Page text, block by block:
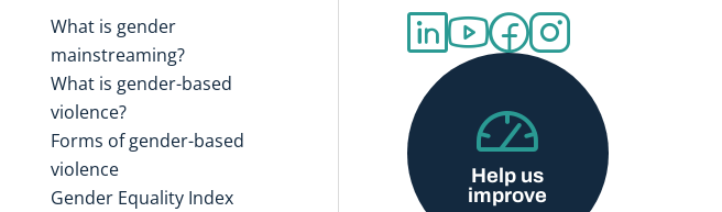
What is gender
mainstreaming?
What is gender-based
violence?
Forms of gender-based
violence
Gender Equality Index
Help us
improve